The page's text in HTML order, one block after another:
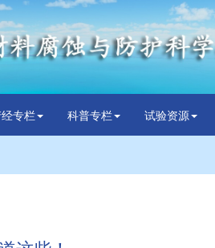
专栏 科普专栏 试验资源